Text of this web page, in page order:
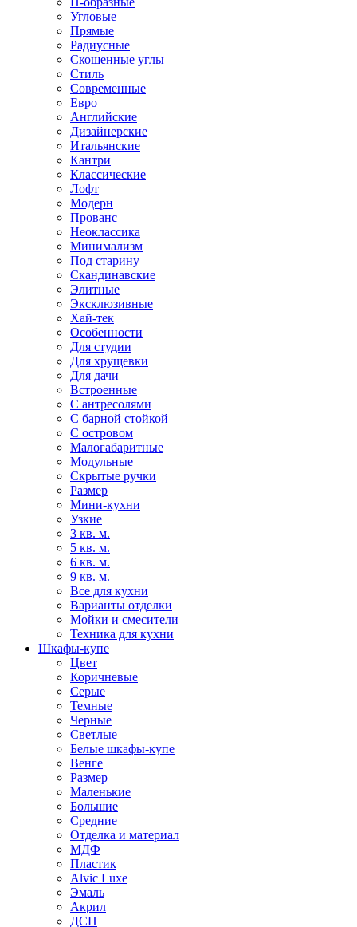
Угловые
Прямые
Радиусные
Скошенные углы
Стиль
Современные
Евро
Английские
Дизайнерские
Итальянские
Кантри
Классические
Лофт
Модерн
Прованс
Неоклассика
Минимализм
Под старину
Скандинавские
Элитные
Эксклюзивные
Хай-тек
Особенности
Для студии
Для хрущевки
Для дачи
Встроенные
С антресолями
С барной стойкой
С островом
Малогабаритные
Модульные
Скрытые ручки
Размер
Мини-кухни
Узкие
3 кв. м.
5 кв. м.
6 кв. м.
9 кв. м.
Все для кухни
Варианты отделки
Мойки и смесители
Техника для кухни
Шкафы-купе
Цвет
Коричневые
Серые
Темные
Черные
Светлые
Белые шкафы-купе
Венге
Размер
Маленькие
Большие
Средние
Отделка и материал
МДФ
Пластик
Alvic Luxe
Эмаль
Акрил
ДСП